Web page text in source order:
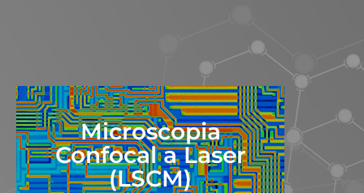
Microscopia
Confocal a Laser
(LSCM)